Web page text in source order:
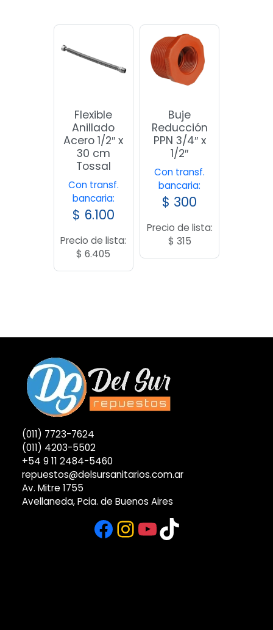
Flexible
Anillado
Acero 1/2″ x
30 cm
Tossal
Con transf.
bancaria:
$ 6.100
Precio de lista:
$ 6.405
Buje
Reducción
PPN 3/4″ x
1/2″
Con transf.
bancaria:
$ 300
Precio de lista:
$ 315
(011) 7723-7624
(011) 4203-5502
+54 9 11 2484-5460
repuestos@delsursanitarios.com.ar
Av. Mitre 1755
Avellaneda, Pcia. de Buenos Aires
Facebook
Instagram
YouTube
TikTok